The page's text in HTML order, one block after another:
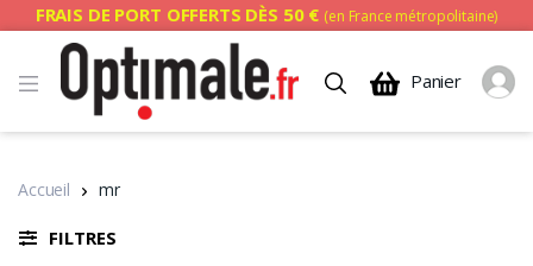
FRAIS DE PORT OFFERTS DÈS 50 € (en France métropolitaine)
Panier
Accueil mr
FILTRES